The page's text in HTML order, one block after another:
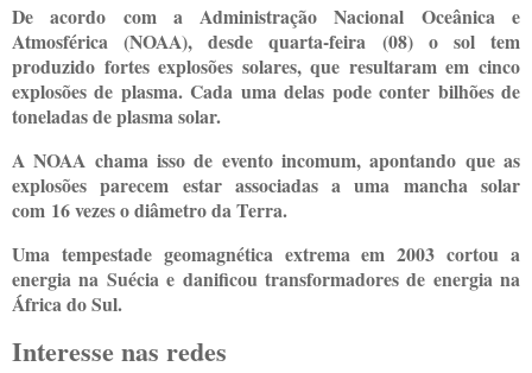
De acordo com a Administração Nacional Oceânica e
Atmosférica (NOAA), desde quarta-feira (08) o sol tem
produzido fortes explosões solares, que resultaram em cinco
explosões de plasma. Cada uma delas pode conter bilhões de
toneladas de plasma solar.
A NOAA chama isso de evento incomum, apontando que as
explosões parecem estar associadas a uma mancha solar
com 16 vezes o diâmetro da Terra.
Uma tempestade geomagnética extrema em 2003 cortou a
energia na Suécia e danificou transformadores de energia na
África do Sul.
Interesse nas redes